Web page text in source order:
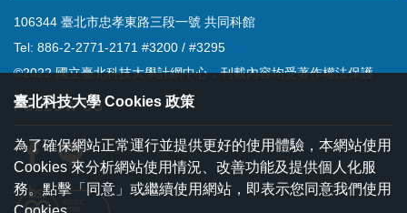
106344 臺北市忠孝東路三段一號 共同科館
Tel: 886-2-2771-2171 #3200 / #3295
©2022 國立臺北科技大學計網中心，刊載內容均受著作權法保護
FOLLOW US
臺北科技大學 Cookies 政策
為了確保網站正常運行並提供更好的使用體驗，本網站使用
Cookies 來分析網站使用情況、改善功能及提供個人化服
務。點擊「同意」或繼續使用網站，即表示您同意我們使用